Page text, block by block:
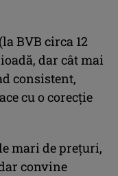
BVB circa 12
dar cât mai
consistent,
cu o corecţie
mari de preţuri,
convine